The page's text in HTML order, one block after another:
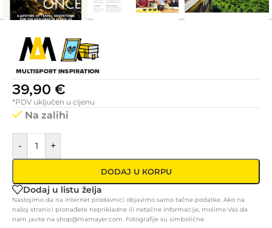
39,90 €
*PDV uključen u cijenu
Na zalihi
- +
DODAJ U KORPU
Dodaj u listu želja
Nastojimo da na internet prodavnici objavimo samo tačne podatke. Ako na
našoj stranici pronađete neprikladne ili netačne informacije, molimo Vas da
nam javite na shop@mamayer.com. Fotografije su simbolične.